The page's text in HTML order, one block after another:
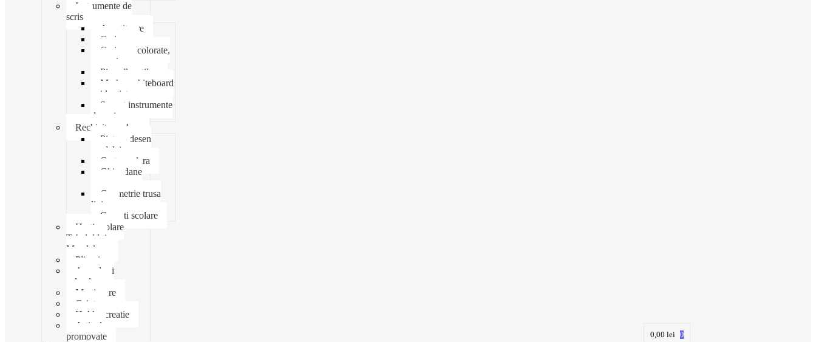
Instrumente de
scris
Ascutitoare
Carioca
Creioane colorate,
mecanice
Pix roller stilou
Marker whiteboard
evidentiator
Suport instrumente
de scris
Rechizite scolare
Pictura desen
modelaj
Creta scolara
Ghiozdane
Geometrie trusa
liniar
Coperti scolare
Harti scolare
Tabelul lui
Mendeleev
Plicuri
Agende si
calendare
Martisoare
Caiete
Hobby creatie
Articole
promovate
0,00lei 0